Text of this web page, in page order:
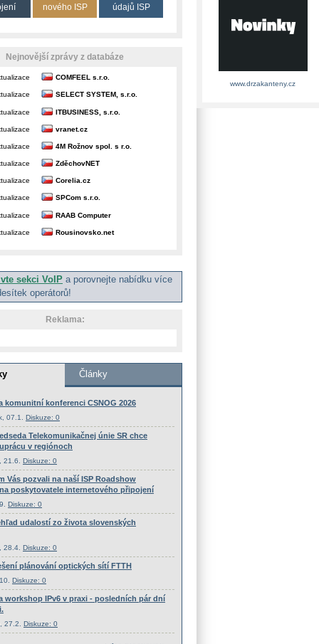
nového ISP
údajů ISP
Nejnovější zprávy z databáze
COMFEEL s.r.o.
SELECT SYSTEM, s.r.o.
ITBUSINESS, s.r.o.
vranet.cz
4M Rožnov spol. s r.o.
ZděchovNET
Corelia.cz
SPCom s.r.o.
RAAB Computer
Rousinovsko.net
sekci VoIP a porovnejte nabídku více
operátorů!
Reklama:
www.drzakanteny.cz